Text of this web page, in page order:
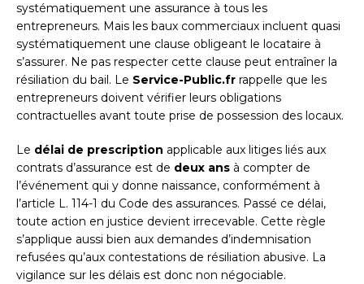
systématiquement une assurance à tous les
entrepreneurs. Mais les baux commerciaux incluent quasi
systématiquement une clause obligeant le locataire à
s’assurer. Ne pas respecter cette clause peut entraîner la
résiliation du bail. Le Service-Public.fr rappelle que les
entrepreneurs doivent vérifier leurs obligations
contractuelles avant toute prise de possession des locaux.
Le délai de prescription applicable aux litiges liés aux
contrats d’assurance est de deux ans à compter de
l’événement qui y donne naissance, conformément à
l’article L. 114-1 du Code des assurances. Passé ce délai,
toute action en justice devient irrecevable. Cette règle
s’applique aussi bien aux demandes d’indemnisation
refusées qu’aux contestations de résiliation abusive. La
vigilance sur les délais est donc non négociable.